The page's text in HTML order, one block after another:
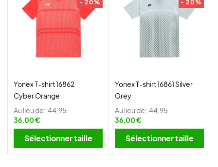
- 20%
Yonex T-shirt 16862
Cyber Orange
Au lieu de: 44,95
36,00 €
Sélectionner taille
- 20%
Yonex T-shirt 16861 Silver
Grey
Au lieu de: 44,95
36,00 €
Sélectionner taille